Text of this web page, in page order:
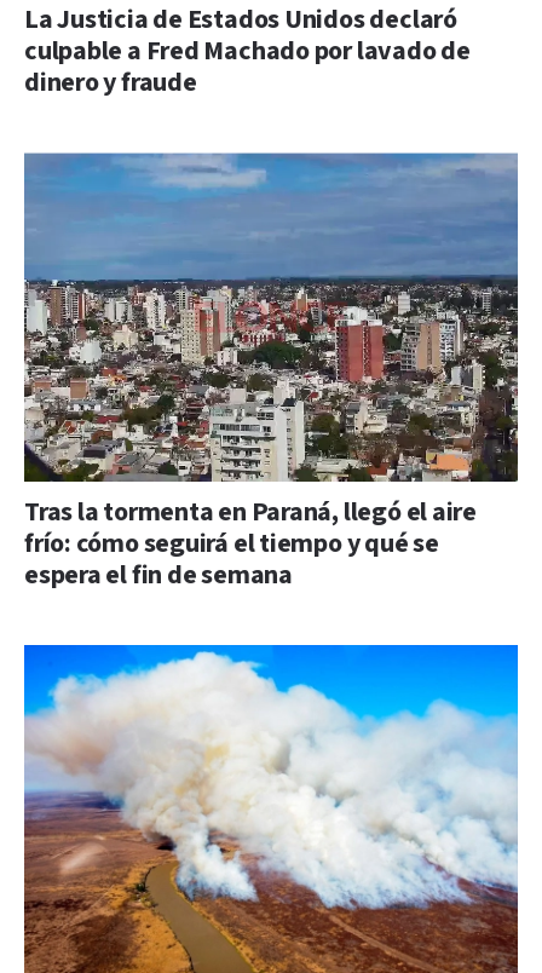
La Justicia de Estados Unidos declaró
culpable a Fred Machado por lavado de
dinero y fraude
Tras la tormenta en Paraná, llegó el aire
frío: cómo seguirá el tiempo y qué se
espera el fin de semana